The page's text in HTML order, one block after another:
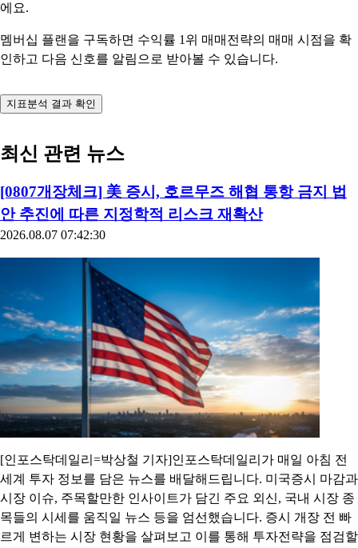
에요.
멤버십 플랜을 구독하면 수익률 1위 매매전략의 매매 시점을 확
인하고 다음 신호를 알림으로 받아볼 수 있습니다.
지표분석 결과 확인
최신 관련 뉴스
[0807개장체크] 美 증시, 호르무즈 해협 통항 금지 법
안 추진에 따른 지정학적 리스크 재확산
2026.08.07 07:42:30
[인포스탁데일리=박상철 기자]인포스탁데일리가 매일 아침 전
세계 투자 정보를 담은 뉴스를 배달해드립니다. 미국증시 마감과
시장 이슈, 주목할만한 인사이트가 담긴 주요 외신, 국내 시장 종
목들의 시세를 움직일 뉴스 등을 엄선했습니다. 증시 개장 전 빠
르게 변하는 시장 현황을 살펴보고 이를 통해 투자전략을 점검할